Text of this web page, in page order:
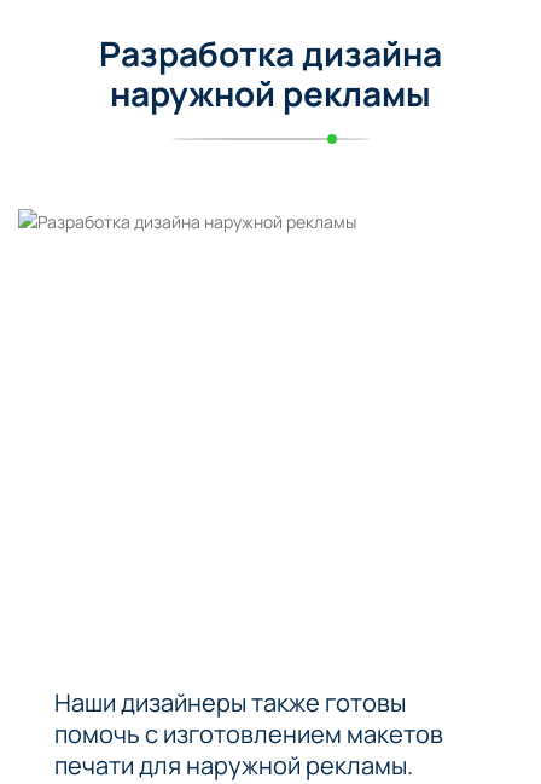
Разработка дизайна
наружной рекламы
Наши дизайнеры также готовы
помочь с изготовлением макетов
печати для наружной рекламы.